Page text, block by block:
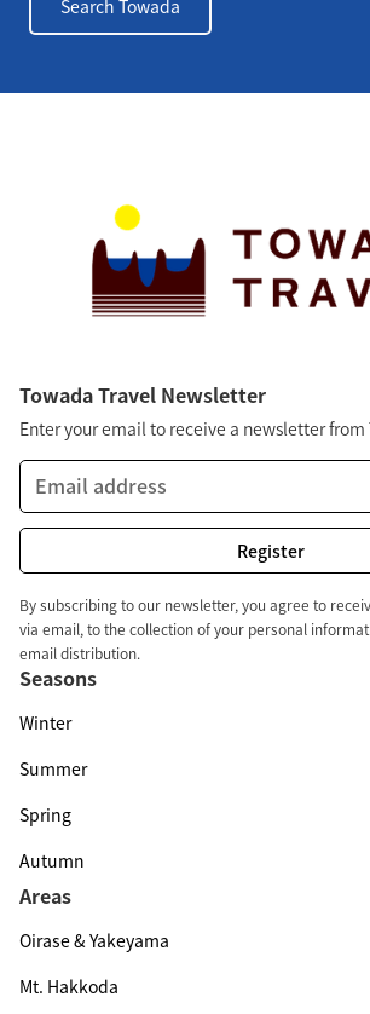
Search Towada
Towada Travel Newsletter
Enter your email to receive a newsletter from
By subscribing to our newsletter, you agree to
via email, to the collection of your personal
email distribution.
Seasons
Winter
Summer
Spring
Autumn
Areas
Oirase & Yakeyama
Mt. Hakkoda